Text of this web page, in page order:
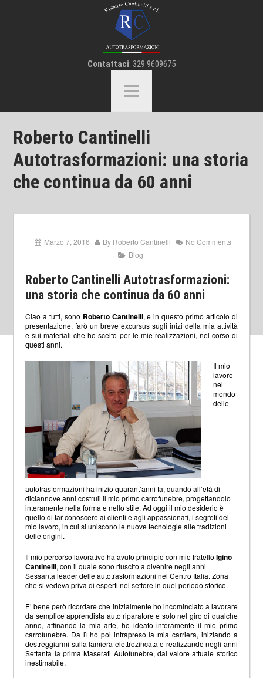
Contattaci: 329 9609675
Roberto Cantinelli
Autotrasformazioni: una storia
che continua da 60 anni
Marzo 7, 2016 By Roberto Cantinelli
No Comments
Blog
Roberto Cantinelli Autotrasformazioni:
una storia che continua da 60 anni
Ciao a tutti, sono Roberto Cantinelli, e in questo primo articolo di
presentazione, farò un breve excursus sugli inizi della mia attività
e sui materiali che ho scelto per le mie realizzazioni, nel corso di
questi anni.
Il mio
lavoro
nel
mondo
delle
autotrasformazioni ha inizio quarant’anni fa, quando all’età di
diciannove anni costruii il mio primo carrofunebre, progettandolo
interamente nella forma e nello stile. Ad oggi il mio desiderio è
quello di far conoscere ai clienti e agli appassionati, i segreti del
mio lavoro, in cui si uniscono le nuove tecnologie alle tradizioni
delle origini.
Il mio percorso lavorativo ha avuto principio con mio fratelloIgino
Cantinelli, con il quale sono riuscito a divenire negli anni
Sessanta leader delle autotrasformazioni nel Centro Italia. Zona
che si vedeva priva di esperti nel settore in quel periodo storico.
E’ bene però ricordare che inizialmente ho incominciato a lavorare
da semplice apprendista auto riparatore e solo nel giro di qualche
anno, affinando la mia arte, ho ideato interamente il mio primo
carrofunebre. Da lì ho poi intrapreso la mia carriera, iniziando a
destreggiarmi sulla lamiera elettrozincata e realizzando negli anni
Settanta la prima Maserati Autofunebre, dal valore attuale storico
inestimabile.